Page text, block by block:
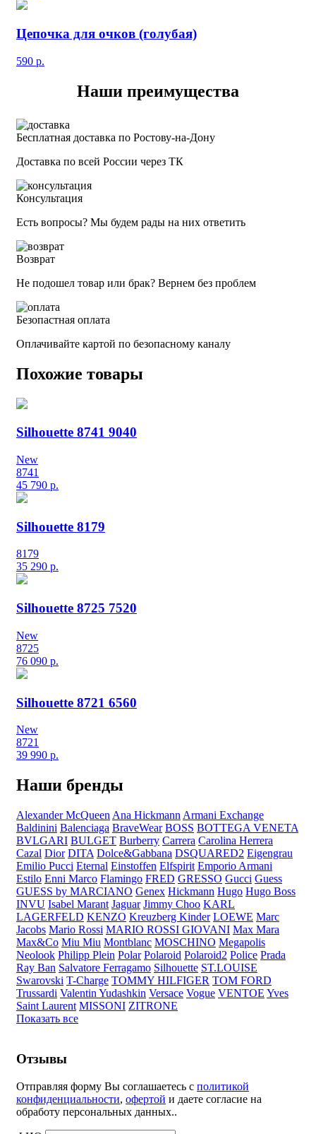
Цепочка для очков (голубая)
590 р.
Наши преимущества
Бесплатная доставка по Ростову-на-Дону
Доставка по всей России через ТК
Консультация
Есть вопросы? Мы будем рады на них ответить
Возврат
Не подошел товар или брак? Вернем без проблем
Безопастная оплата
Оплачивайте картой по безопасному каналу
Похожие товары
Silhouette 8741 9040
New
8741
45 790 р.
Silhouette 8179
8179
35 290 р.
Silhouette 8725 7520
New
8725
76 090 р.
Silhouette 8721 6560
New
8721
39 990 р.
Наши бренды
Alexander McQueen Ana Hickmann Armani Exchange
Baldinini Balenciaga BraveWear BOSS BOTTEGA VENETA
BVLGARI BULGET Burberry Carrera Carolina Herrera
Cazal Dior DITA Dolce&Gabbana DSQUARED2 Eigengrau
Emilio Pucci Eternal Einstoffen Elfspirit Emporio Armani
Estilo Enni Marco Flamingo FRED GRESSO Gucci Guess
GUESS by MARCIANO Genex Hickmann Hugo Hugo Boss
INVU Isabel Marant Jaguar Jimmy Choo KARL
LAGERFELD KENZO Kreuzberg Kinder LOEWE Marc
Jacobs Mario Rossi MARIO ROSSI GIOVANI Max Mara
Max&Co Miu Miu Montblanc MOSCHINO Megapolis
Neolook Philipp Plein Polar Polaroid Polaroid2 Police Prada
Ray Ban Salvatore Ferragamo Silhouette ST.LOUISE
Swarovski T-Charge TOMMY HILFIGER TOM FORD
Trussardi Valentin Yudashkin Versace Vogue VENTOE Yves
Saint Laurent MISSONI ZITRONE
Показать все
Отзывы
Отправляя форму Вы соглашаетесь с политикой
конфиденциальности, офертой и даете согласие на
обработу персональных данных..